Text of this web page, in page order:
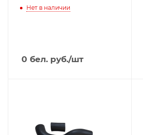
Нет в наличии
0 бел. руб./шт